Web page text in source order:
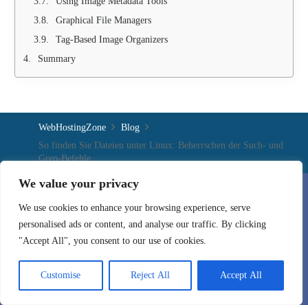
We value your privacy
We use cookies to enhance your browsing experience, serve
personalised ads or content, and analyse our traffic. By clicking
"Accept All", you consent to our use of cookies.
Customise Reject All Accept All
Graphical File Managers
Tag-Based Image Organizers
Summary
WebHostingZone
Blog
So finden Sie Dateien unter Linux: Beherrschen der Such- und
Grep-Befehle
We provide managed infrastructure for learning and collaboration
fully optimized for performance, security, and reliability.